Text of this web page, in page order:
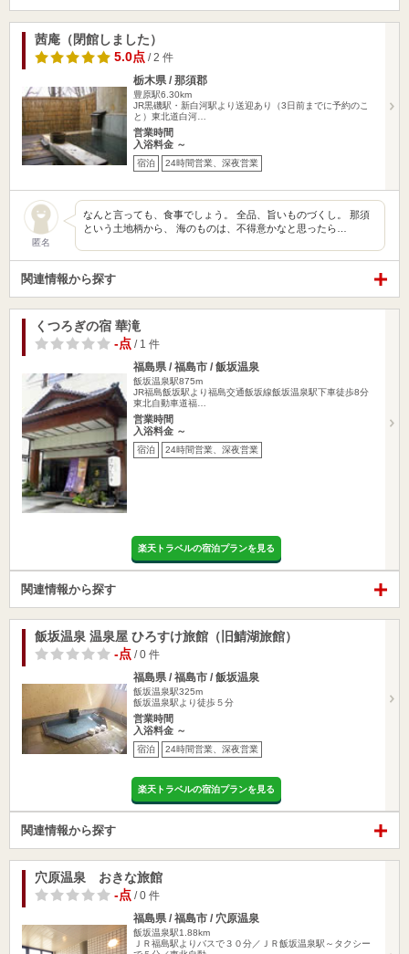
茜庵（閉館しました）
5.0点 / 2 件
栃木県 / 那須郡
豊原駅6.30km
JR黒磯駅・新白河駅より送迎あり（3日前までに予約のこ
と）東北道白河…
営業時間
入浴料金 ～
宿泊 24時間営業、深夜営業
匿名
なんと言っても、食事でしょう。 全品、旨いものづくし。 那須
という土地柄から、 海のものは、不得意かなと思ったら…
関連情報から探す
くつろぎの宿 華滝
-点 / 1 件
福島県 / 福島市 / 飯坂温泉
飯坂温泉駅875m
JR福島飯坂駅より福島交通飯坂線飯坂温泉駅下車徒歩8分
東北自動車道福…
営業時間
入浴料金 ～
宿泊 24時間営業、深夜営業
楽天トラベルの宿泊プランを見る
関連情報から探す
飯坂温泉 温泉屋 ひろすけ旅館（旧鯖湖旅館）
-点 / 0 件
福島県 / 福島市 / 飯坂温泉
飯坂温泉駅325m
飯坂温泉駅より徒歩５分
営業時間
入浴料金 ～
宿泊 24時間営業、深夜営業
楽天トラベルの宿泊プランを見る
関連情報から探す
穴原温泉 おきな旅館
-点 / 0 件
福島県 / 福島市 / 穴原温泉
飯坂温泉駅1.88km
ＪＲ福島駅よりバスで３０分／ＪＲ飯坂温泉駅～タクシー